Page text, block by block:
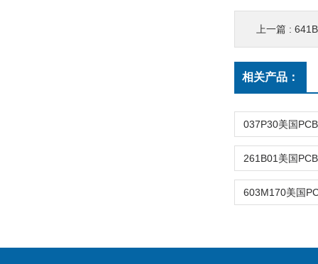
上一篇 :
相关产品：